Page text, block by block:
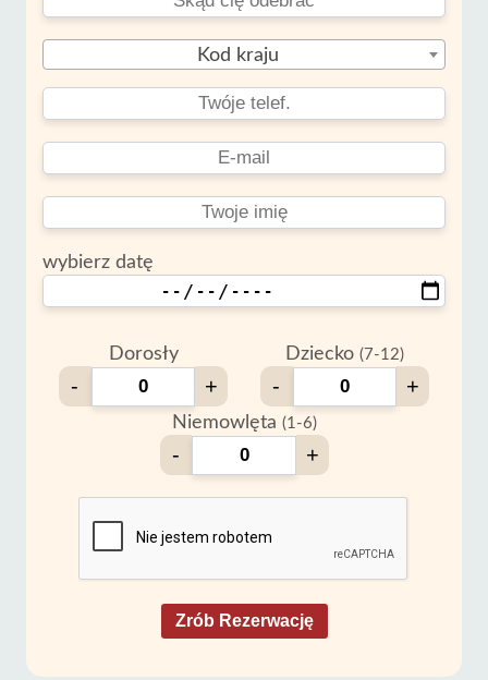
Kod kraju
wybierz datę
Dorosły
- +
Dziecko (7-12)
- +
Niemowlęta (1-6)
- +
Zrób Rezerwację